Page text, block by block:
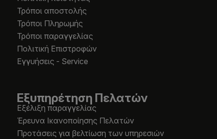
Τρόποι αποστολής
Τρόποι Πληρωμής
Τρόποι παραγγελίας
Πολιτική Επιστροφών
Εγγυήσεις - Service
Εξυπηρέτηση Πελατών
Εξέλιξη παραγγελίας
Έρευνα Ικανοποίησης Πελατών
Προτάσεις για βελτίωση των υπηρεσιών